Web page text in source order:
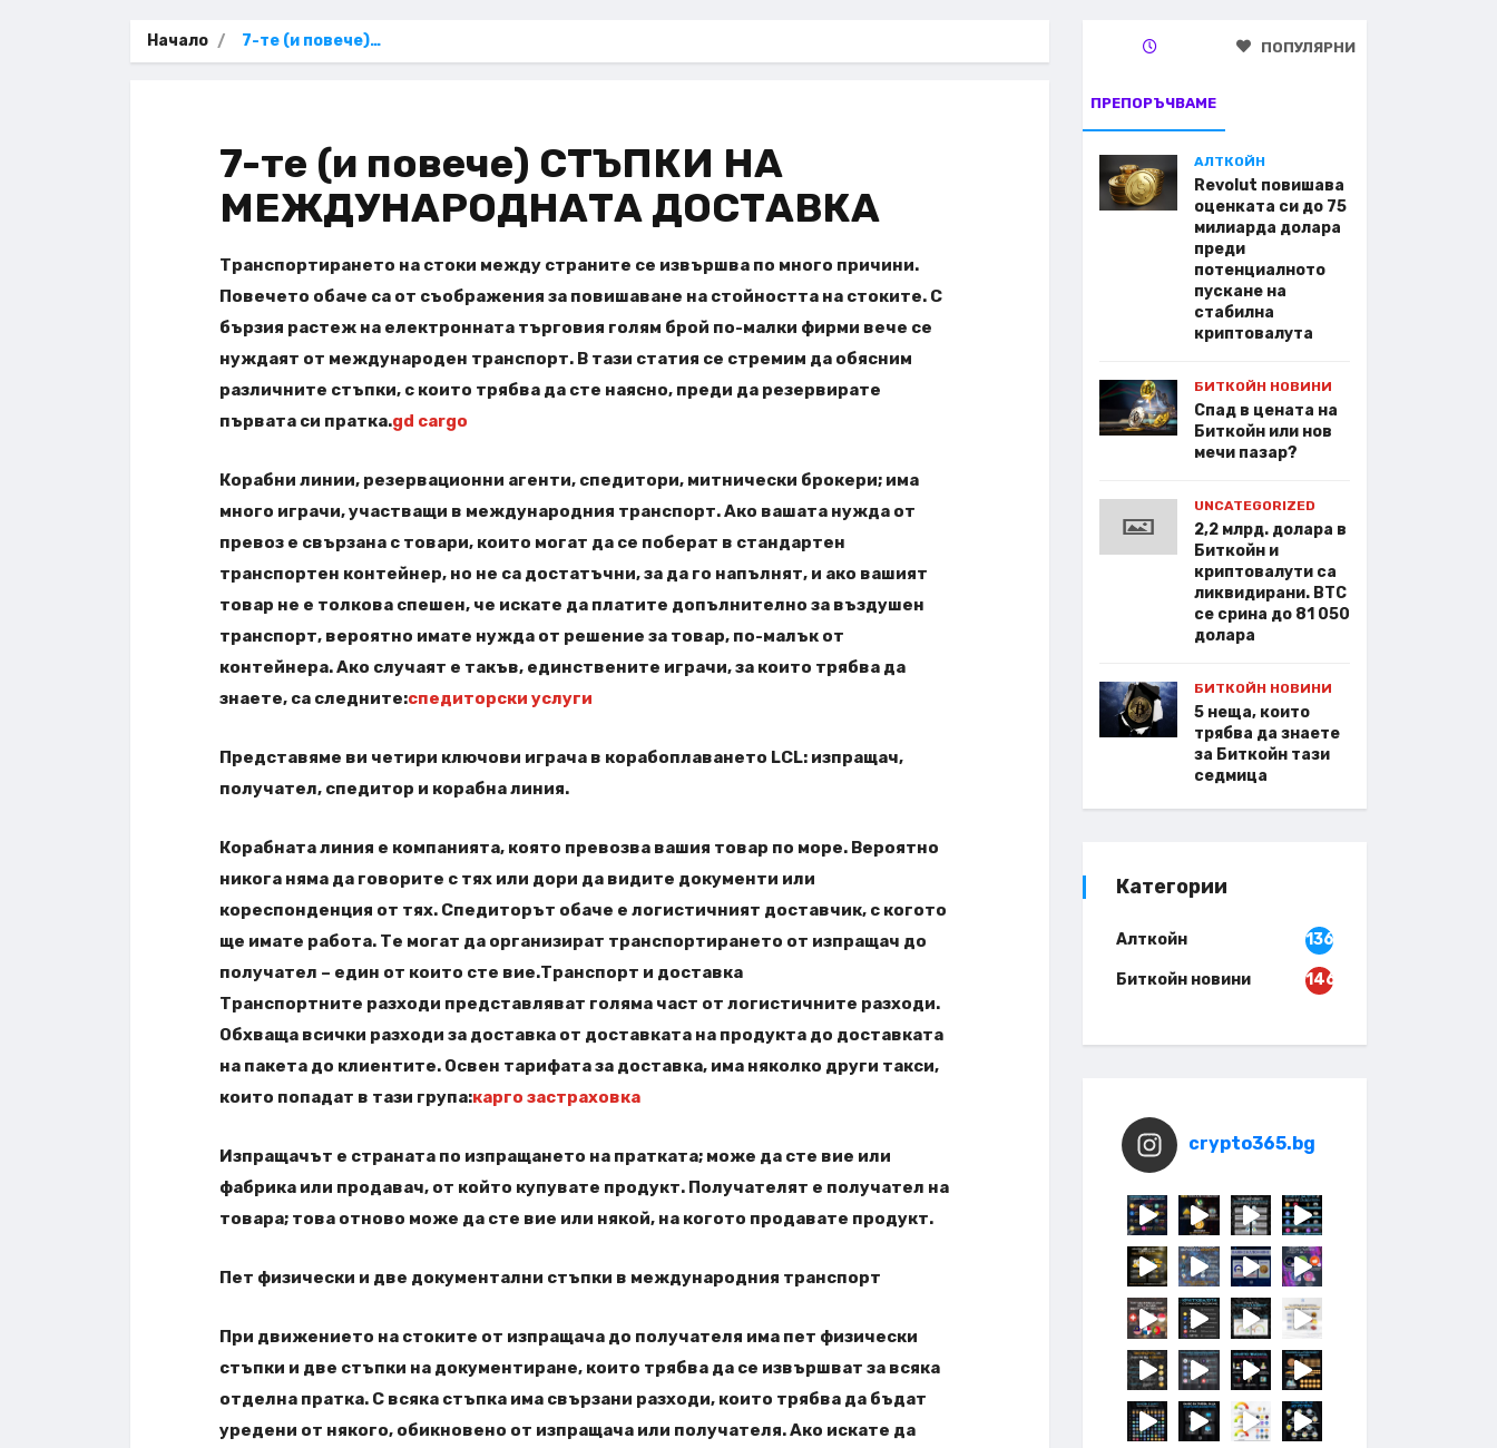
Начало 7-те (и повече)…
7-те (и повече) СТЪПКИ НА
МЕЖДУНАРОДНАТА ДОСТАВКА
Транспортирането на стоки между страните се извършва по много причини.
Повечето обаче са от съображения за повишаване на стойността на стоките. С
бързия растеж на електронната търговия голям брой по-малки фирми вече се
нуждаят от международен транспорт. В тази статия се стремим да обясним
различните стъпки, с които трябва да сте наясно, преди да резервирате
първата си пратка.gd cargo
Корабни линии, резервационни агенти, спедитори, митнически брокери; има
много играчи, участващи в международния транспорт. Ако вашата нужда от
превоз е свързана с товари, които могат да се поберат в стандартен
транспортен контейнер, но не са достатъчни, за да го напълнят, и ако вашият
товар не е толкова спешен, че искате да платите допълнително за въздушен
транспорт, вероятно имате нужда от решение за товар, по-малък от
контейнера. Ако случаят е такъв, единствените играчи, за които трябва да
знаете, са следните:спедиторски услуги
Представяме ви четири ключови играча в корабоплаването LCL: изпращач,
получател, спедитор и корабна линия.
Корабната линия е компанията, която превозва вашия товар по море. Вероятно
никога няма да говорите с тях или дори да видите документи или
кореспонденция от тях. Спедиторът обаче е логистичният доставчик, с когото
ще имате работа. Те могат да организират транспортирането от изпращач до
получател – един от които сте вие.Транспорт и доставка
Транспортните разходи представляват голяма част от логистичните разходи.
Обхваща всички разходи за доставка от доставката на продукта до доставката
на пакета до клиентите. Освен тарифата за доставка, има няколко други такси,
които попадат в тази група:карго застраховка
Изпращачът е страната по изпращането на пратката; може да сте вие ​​или
фабрика или продавач, от който купувате продукт. Получателят е получател на
товара; това отново може да сте вие ​​или някой, на когото продавате продукт.
Пет физически и две документални стъпки в международния транспорт
При движението на стоките от изпращача до получателя има пет физически
стъпки и две стъпки на документиране, които трябва да се извършват за всяка
отделна пратка. С всяка стъпка има свързани разходи, които трябва да бъдат
уредени от някого, обикновено от изпращача или получателя. Ако искате да
ПРЕПОРЪЧВАМЕ
ПОПУЛЯРНИ
АЛТКОЙН
Revolut повишава
оценката си до 75
милиарда долара
преди
потенциалното
пускане на
стабилна
криптовалута
БИТКОЙН НОВИНИ
Спад в цената на
Биткойн или нов
мечи пазар?
UNCATEGORIZED
2,2 млрд. долара в
Биткойн и
криптовалути са
ликвидирани. BTC
се срина до 81 050
долара
БИТКОЙН НОВИНИ
5 неща, които
трябва да знаете
за Биткойн тази
седмица
Категории
Алткойн 136
Биткойн новини 146
crypto365.bg